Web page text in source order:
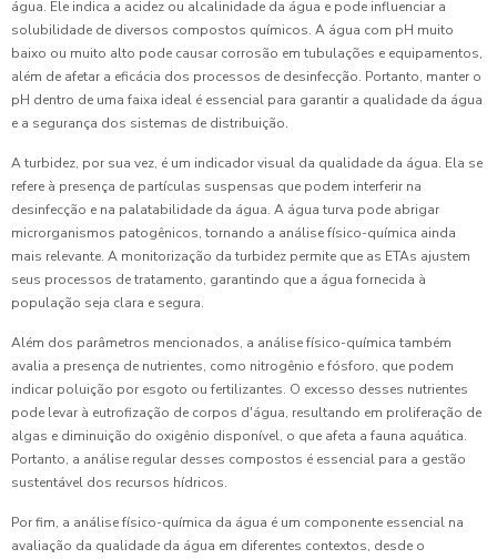
água. Ele indica a acidez ou alcalinidade da água e pode influenciar a
solubilidade de diversos compostos químicos. A água com pH muito
baixo ou muito alto pode causar corrosão em tubulações e equipamentos,
além de afetar a eficácia dos processos de desinfecção. Portanto, manter o
pH dentro de uma faixa ideal é essencial para garantir a qualidade da água
e a segurança dos sistemas de distribuição.
A turbidez, por sua vez, é um indicador visual da qualidade da água. Ela se
refere à presença de partículas suspensas que podem interferir na
desinfecção e na palatabilidade da água. A água turva pode abrigar
microrganismos patogênicos, tornando a análise físico-química ainda
mais relevante. A monitorização da turbidez permite que as ETAs ajustem
seus processos de tratamento, garantindo que a água fornecida à
população seja clara e segura.
Além dos parâmetros mencionados, a análise físico-química também
avalia a presença de nutrientes, como nitrogênio e fósforo, que podem
indicar poluição por esgoto ou fertilizantes. O excesso desses nutrientes
pode levar à eutrofização de corpos d'água, resultando em proliferação de
algas e diminuição do oxigênio disponível, o que afeta a fauna aquática.
Portanto, a análise regular desses compostos é essencial para a gestão
sustentável dos recursos hídricos.
Por fim, a análise físico-química da água é um componente essencial na
avaliação da qualidade da água em diferentes contextos, desde o